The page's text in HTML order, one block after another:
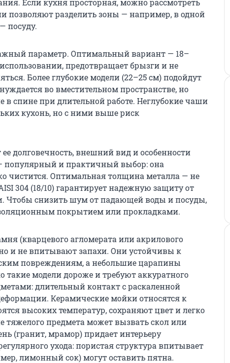
Если кухня просторная, можно рассмотреть
позволяют разделить зоны — например, в одной
посуду.
параметр. Оптимальный вариант — 18–
предотвращает брызги и не
Более глубокие модели (22–25 см) подойдут
во вместительном пространстве, но
спине при длительной работе. Неглубокие чаши
кухонь, но с ними выше риск
долговечность, внешний вид и особенности
популярный и практичный выбор: она
чистится. Оптимальная толщина металла — не
304 (18/10) гарантирует надежную защиту от
Чтобы снизить шум от падающей воды и посуды,
покрытием или прокладками.
(кварцевого агломерата или акрилового
и не впитывают запахи. Они устойчивы к
повреждениям, а небольшие царапины
такие модели дороже и требуют аккуратного
длительный контакт с раскаленной
Керамические мойки относятся к
высоких температур, сохраняют цвет и легко
тяжелого предмета может вызвать скол или
(гранит, мрамор) придает интерьеру
ухода: пористая структура впитывает
лимонный сок) могут оставить пятна.